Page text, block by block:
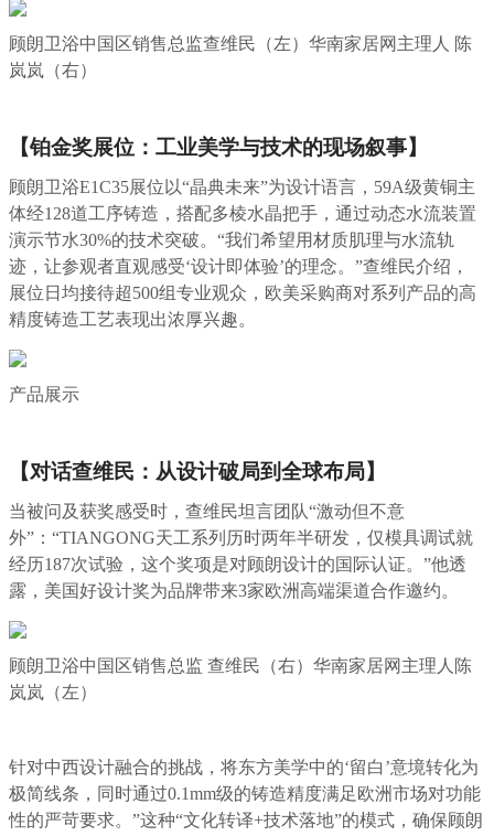
顾朗卫浴中国区销售总监查维民（左）华南家居网主理人 陈
岚岚（右）
【铂金奖展位：工业美学与技术的现场叙事】
顾朗卫浴E1C35展位以“晶典未来”为设计语言，59A级黄铜主
体经128道工序铸造，搭配多棱水晶把手，通过动态水流装置
演示节水30%的技术突破。“我们希望用材质肌理与水流轨
迹，让参观者直观感受‘设计即体验’的理念。”查维民介绍，
展位日均接待超500组专业观众，欧美采购商对系列产品的高
精度铸造工艺表现出浓厚兴趣。
产品展示
【对话查维民：从设计破局到全球布局】
当被问及获奖感受时，查维民坦言团队“激动但不意
外”：“TIANGONG天工系列历时两年半研发，仅模具调试就
经历187次试验，这个奖项是对顾朗设计的国际认证。”他透
露，美国好设计奖为品牌带来3家欧洲高端渠道合作邀约。
顾朗卫浴中国区销售总监 查维民（右）华南家居网主理人陈
岚岚（左）
针对中西设计融合的挑战，将东方美学中的‘留白’意境转化为
极简线条，同时通过0.1mm级的铸造精度满足欧洲市场对功能
性的严苛要求。”这种“文化转译+技术落地”的模式 ，确保顾朗